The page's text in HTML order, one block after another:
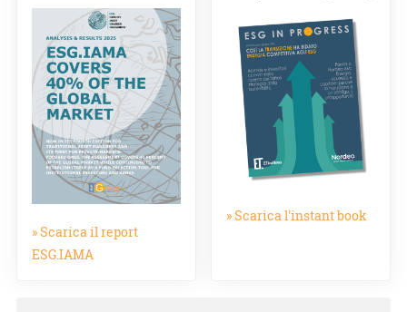
» Scarica il report
ESG.IAMA
» Scarica l'instant book